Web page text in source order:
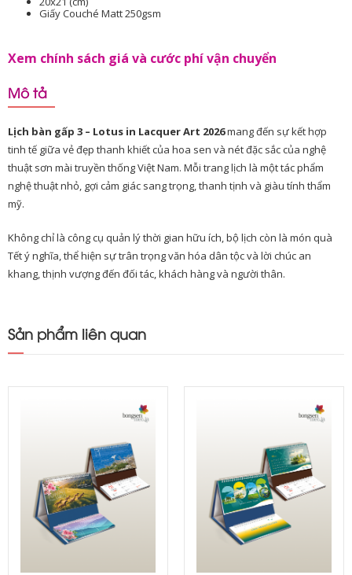
Giấy Couché Matt 250gsm
Xem chính sách giá và cước phí vận chuyển
Mô tả
Lịch bàn gấp 3 – Lotus in Lacquer Art 2026mang đến sự kết hợp
tinh tế giữa vẻ đẹp thanh khiết của hoa sen và nét đặc sắc của nghệ
thuật sơn mài truyền thống Việt Nam. Mỗi trang lịch là một tác phẩm
nghệ thuật nhỏ, gợi cảm giác sang trọng, thanh tịnh và giàu tính thẩm
mỹ.
Không chỉ là công cụ quản lý thời gian hữu ích, bộ lịch còn là món quà
Tết ý nghĩa, thể hiện sự trân trọng văn hóa dân tộc và lời chúc an
khang, thịnh vượng đến đối tác, khách hàng và người thân.
Sản phẩm liên quan